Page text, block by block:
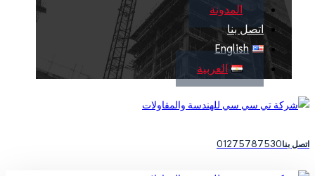
المدونة
اتصل بنا
English
العربية
اتصل بنا01275787530